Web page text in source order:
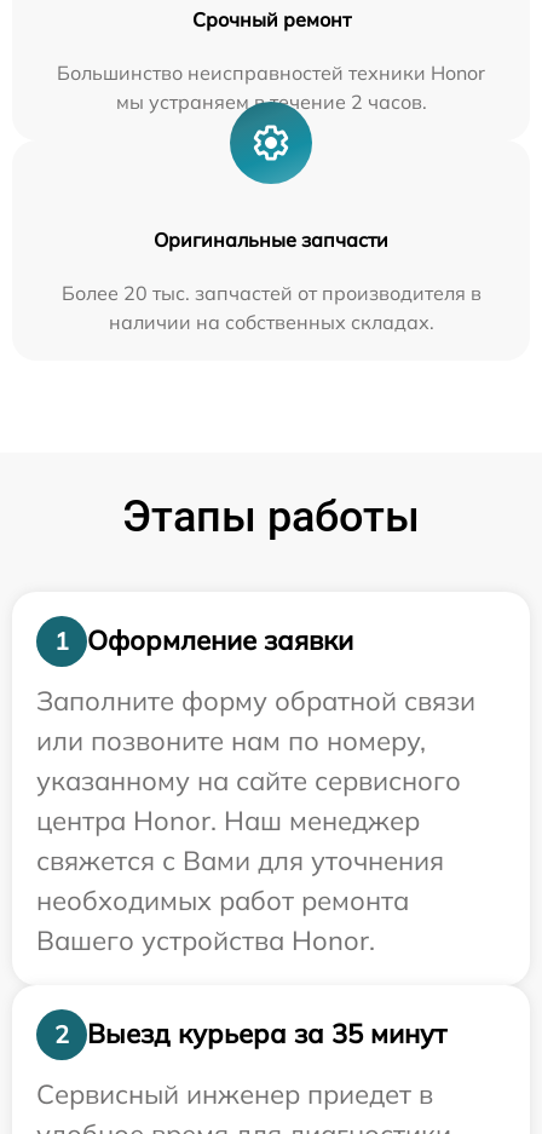
Срочный ремонт
Большинство неисправностей техники Honor
мы устраняем в течение 2 часов.
Оригинальные запчасти
Более 20 тыс. запчастей от производителя в
наличии на собственных складах.
Этапы работы
1
Оформление заявки
Заполните форму обратной связи
или позвоните нам по номеру,
указанному на сайте сервисного
центра Honor. Наш менеджер
свяжется с Вами для уточнения
необходимых работ ремонта
Вашего устройства Honor.
2
Выезд курьера за 35 минут
Сервисный инженер приедет в